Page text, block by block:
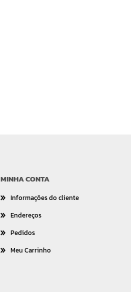
MINHA CONTA
Informações do cliente
Endereços
Pedidos
Meu Carrinho